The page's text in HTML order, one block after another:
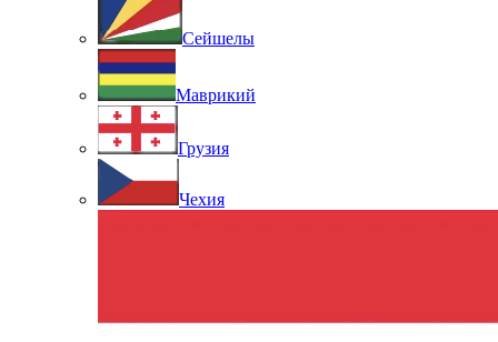
Сейшелы
Маврикий
Грузия
Чехия